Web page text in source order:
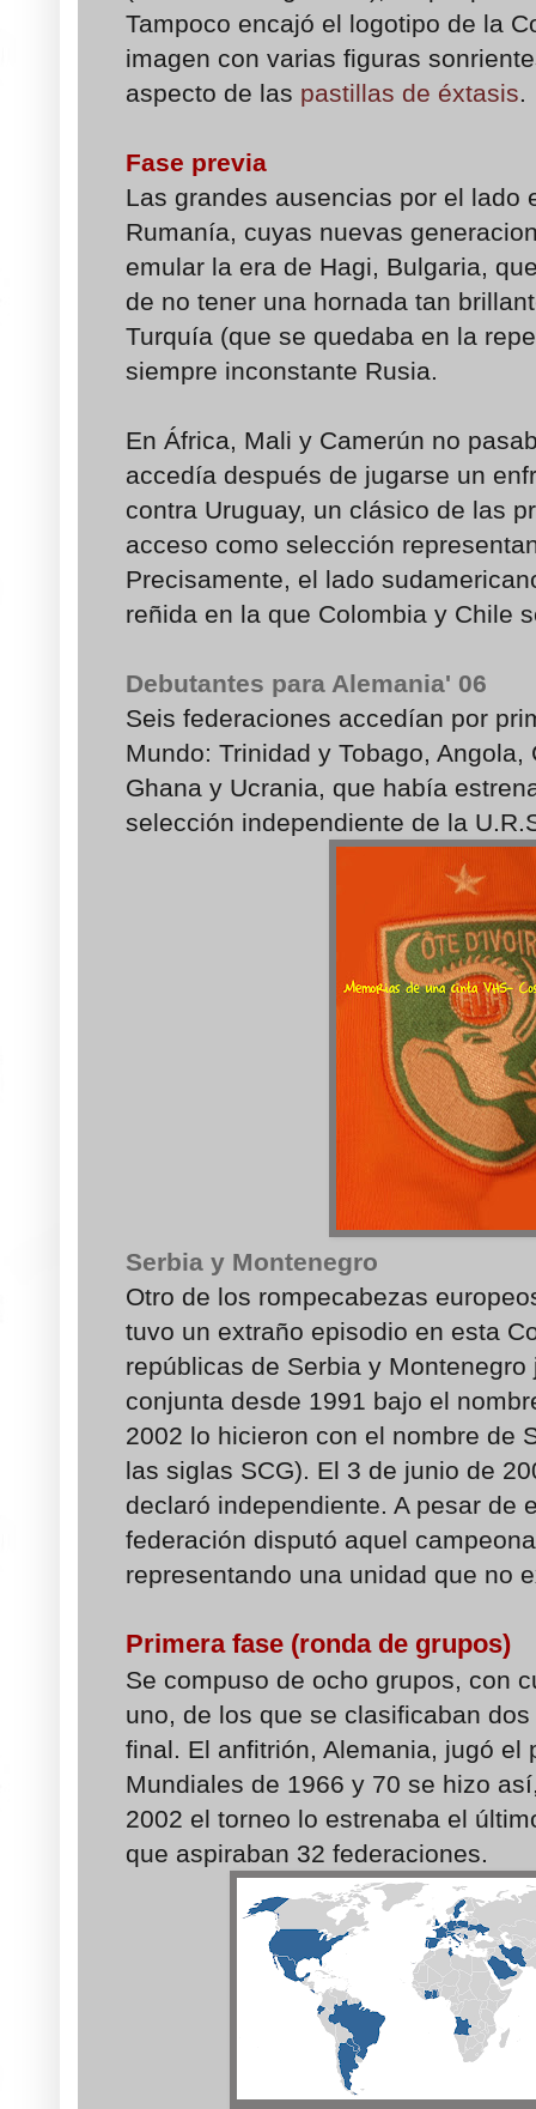
Tampoco encajó el logotipo de la
imagen con varias figuras
aspecto de las pastillas de éxtasis.
Fase previa
Las grandes ausencias por el lado
Rumanía, cuyas nuevas
emular la era de Hagi, Bulgaria,
de no tener una hornada tan
Turquía (que se quedaba en la
siempre inconstante Rusia.
En África, Mali y Camerún no
accedía después de jugarse un
contra Uruguay, un clásico de las
acceso como selección
Precisamente, el lado
reñida en la que Colombia y Chile
Debutantes para Alemania' 06
Seis federaciones accedían por
Mundo: Trinidad y Tobago, Angola,
Ghana y Ucrania, que había
selección independiente de la
Serbia y Montenegro
Otro de los rompecabezas
tuvo un extraño episodio en esta
repúblicas de Serbia y
conjunta desde 1991 bajo el
2002 lo hicieron con el nombre de
las siglas SCG). El 3 de junio de
declaró independiente. A pesar de
federación disputó aquel
representando una unidad que no
Primera fase (ronda de grupos)
Se compuso de ocho grupos, con
uno, de los que se clasificaban
final. El anfitrión, Alemania, jugó el
Mundiales de 1966 y 70 se hizo
2002 el torneo lo estrenaba el
que aspiraban 32 federaciones.